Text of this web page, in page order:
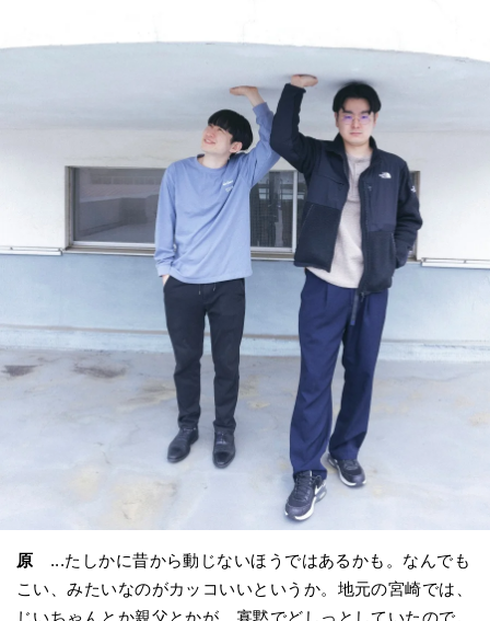
原 ...たしかに昔から動じないほうではあるかも。なんでも
こい、みたいなのがカッコいいというか。地元の宮崎では、
じいちゃんとか親父とかが、寡黙でどしっとしていたので。